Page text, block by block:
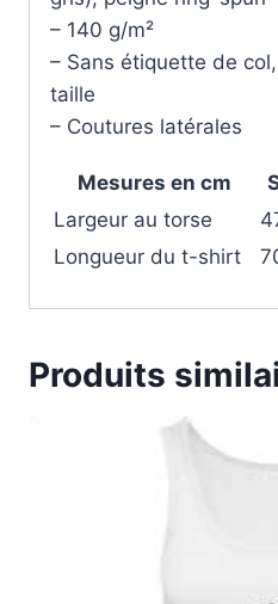
– 140 g/m²
– Sans étiquette de
taille
– Coutures latérales
Mesures en cm
Largeur au torse
Longueur du t-shirt
Produits